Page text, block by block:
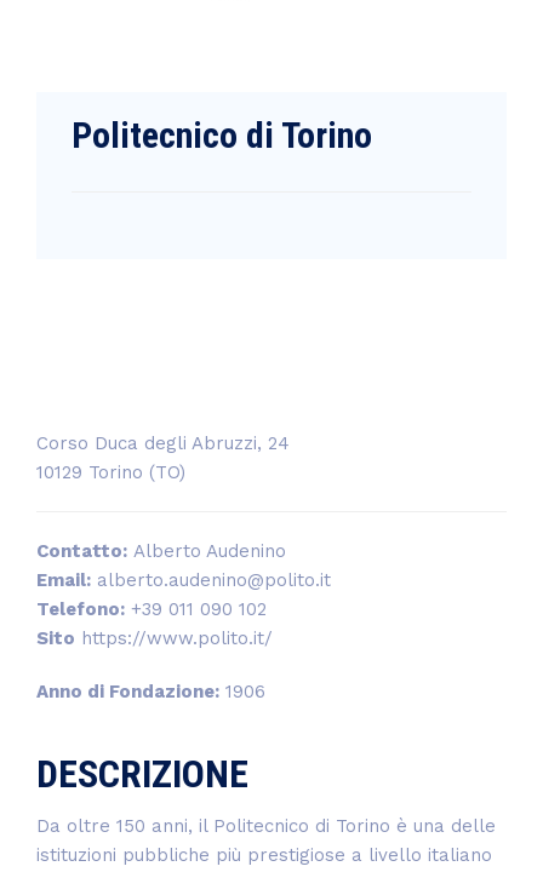
Politecnico di Torino
Corso Duca degli Abruzzi, 24
10129 Torino (TO)
Contatto: Alberto Audenino
Email: alberto.audenino@polito.it
Telefono: +39 011 090 102
Sito https://www.polito.it/
Anno di Fondazione: 1906
DESCRIZIONE
Da oltre 150 anni, il Politecnico di Torino è una delle
istituzioni pubbliche più prestigiose a livello italiano